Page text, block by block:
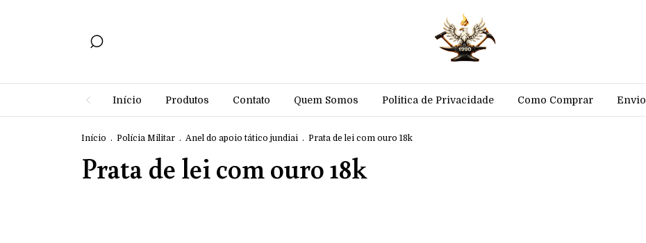
Início Produtos Contato Quem Somos Politica de Privacidade Como Comprar Envio
Início . Polícia Militar . Anel do apoio tático jundiai . Prata de lei com ouro 18k
Prata de lei com ouro 18k